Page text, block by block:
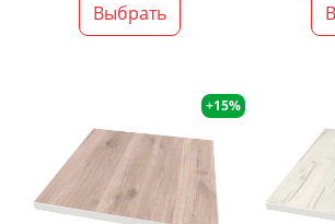
Выбрать
+15%